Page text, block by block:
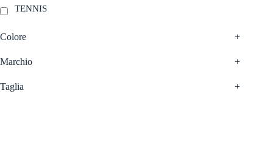
TENNIS
Colore +
Marchio +
Taglia +